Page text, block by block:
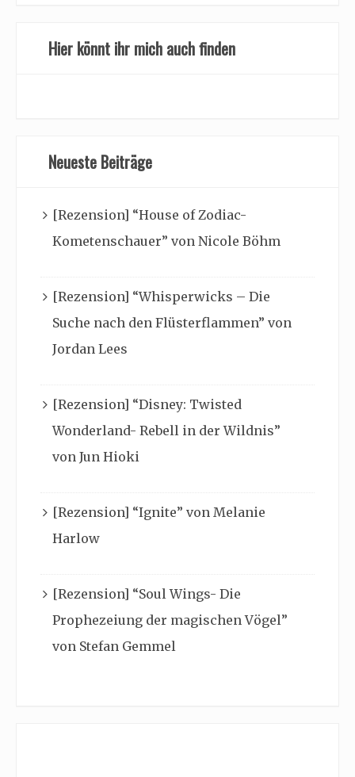
Hier könnt ihr mich auch finden
Neueste Beiträge
[Rezension] “House of Zodiac-
Kometenschauer” von Nicole Böhm
[Rezension] “Whisperwicks – Die
Suche nach den Flüsterflammen” von
Jordan Lees
[Rezension] “Disney: Twisted
Wonderland- Rebell in der Wildnis”
von Jun Hioki
[Rezension] “Ignite” von Melanie
Harlow
[Rezension] “Soul Wings- Die
Prophezeiung der magischen Vögel”
von Stefan Gemmel